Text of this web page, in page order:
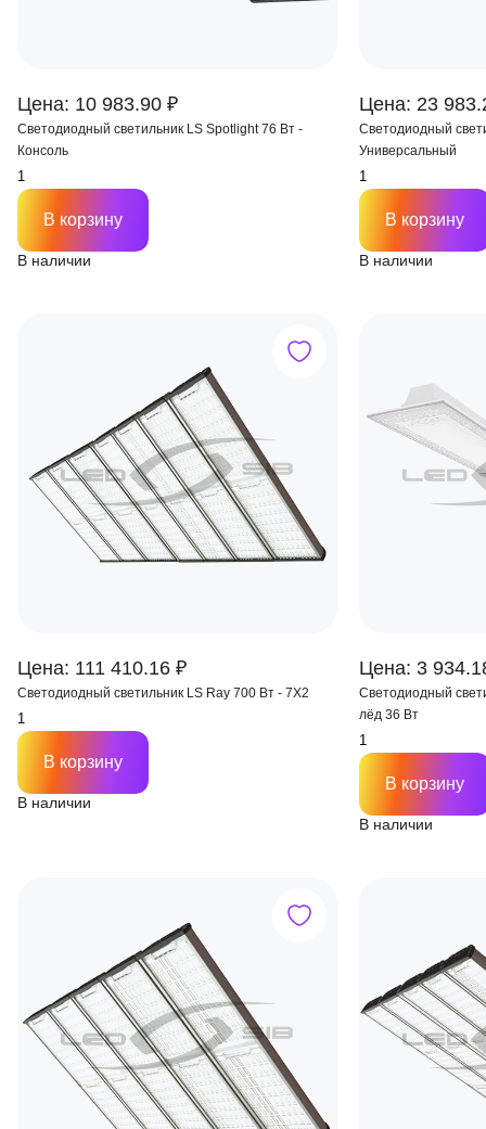
Цена: 10 983.90 ₽
Светодиодный светильник LS Spotlight 76 Вт -
Консоль
В наличии
В корзину
Цена: 23
Светодиодный
Универсальный
В наличии
В корзину
Цена: 111 410.16 ₽
Светодиодный светильник LS Ray 700 Вт - 7Х2
В наличии
В корзину
Цена: 3
Светодиодный
лёд 36 Вт
В наличии
В корзину